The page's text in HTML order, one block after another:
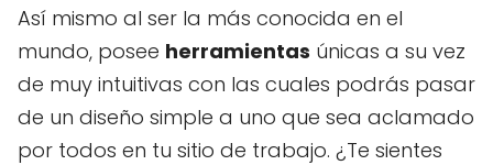
Así mismo al ser la más conocida en el
mundo, posee herramientas únicas a su vez
de muy intuitivas con las cuales podrás pasar
de un diseño simple a uno que sea aclamado
por todos en tu sitio de trabajo. ¿Te sientes